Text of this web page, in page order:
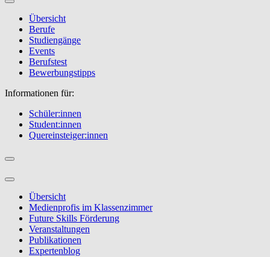
Übersicht
Berufe
Studiengänge
Events
Berufstest
Bewerbungstipps
Informationen für:
Schüler:innen
Student:innen
Quereinsteiger:innen
Übersicht
Medienprofis im Klassenzimmer
Future Skills Förderung
Veranstaltungen
Publikationen
Expertenblog